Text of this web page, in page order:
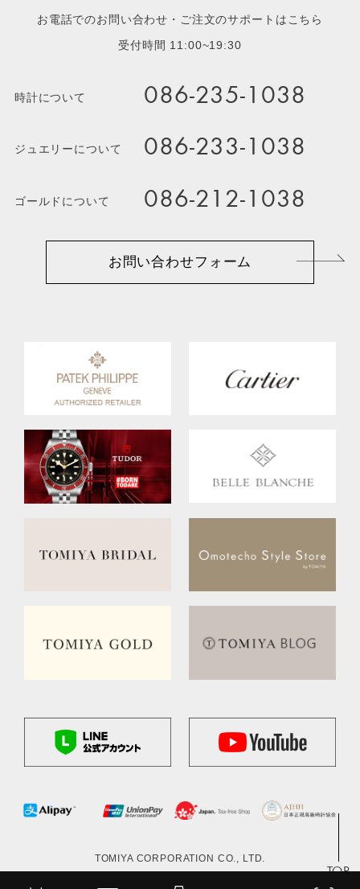
TOP
お電話でのお問い合わせ・ご注文のサポートはこちら
受付時間 11:00~19:30
時計について 086-235-1038
ジュエリーについて 086-233-1038
ゴールドについて 086-212-1038
お問い合わせフォーム
TOMIYA CORPORATION CO., LTD.